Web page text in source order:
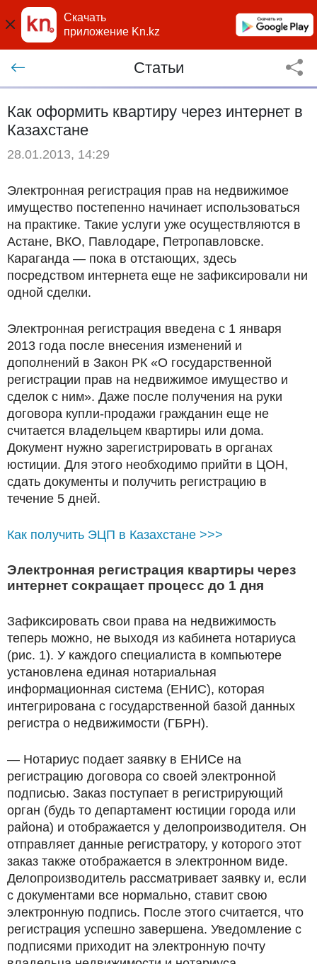
Скачать
приложение Kn.kz
Статьи
Как оформить квартиру через интернет в
Казахстане
28.01.2013, 14:29
Электронная регистрация прав на недвижимое
имущество постепенно начинает использоваться
на практике. Такие услуги уже осуществляются в
Астане, ВКО, Павлодаре, Петропавловске.
Караганда — пока в отстающих, здесь
посредством интернета еще не зафиксировали ни
одной сделки.
Электронная регистрация введена с 1 января
2013 года после внесения изменений и
дополнений в Закон РК «О государственной
регистрации прав на недвижимое имущество и
сделок с ним». Даже после получения на руки
договора купли-продажи гражданин еще не
считается владельцем квартиры или дома.
Документ нужно зарегистрировать в органах
юстиции. Для этого необходимо прийти в ЦОН,
сдать документы и получить регистрацию в
течение 5 дней.
Как получить ЭЦП в Казахстане >>>
Электронная регистрация квартиры через
интернет сокращает процесс до 1 дня
Зафиксировать свои права на недвижимость
теперь можно, не выходя из кабинета нотариуса
(рис. 1). У каждого специалиста в компьютере
установлена единая нотариальная
информационная система (ЕНИС), которая
интегрирована с государственной базой данных
регистра о недвижимости (ГБРН).
— Нотариус подает заявку в ЕНИСе на
регистрацию договора со своей электронной
подписью. Заказ поступает в регистрирующий
орган (будь то департамент юстиции города или
района) и отображается у делопроизводителя. Он
отправляет данные регистратору, у которого этот
заказ также отображается в электронном виде.
Делопроизводитель рассматривает заявку и, если
с документами все нормально, ставит свою
электронную подпись. После этого считается, что
регистрация успешно завершена. Уведомление с
подписями приходит на электронную почту